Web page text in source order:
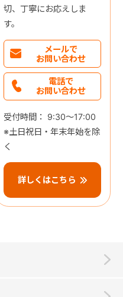
切、丁寧にお応えしま
す。
メールで
お問い合わせ
電話で
お問い合わせ
受付時間： 9:30～17:00
※土日祝日・年末年始を除
く
詳しくはこちら